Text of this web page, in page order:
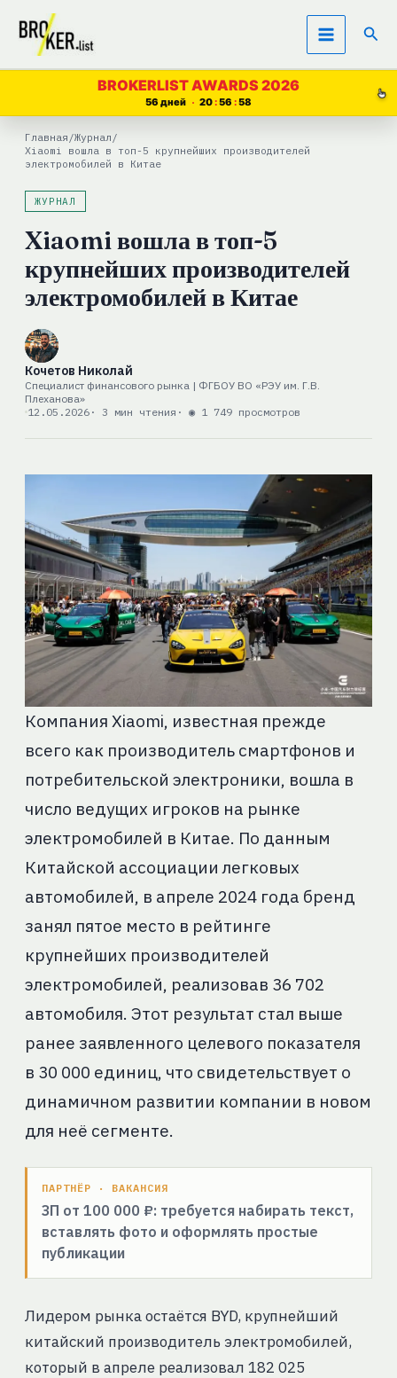
Перейти
содержимому
BROKERLIST AWARDS 2026
56 дней 20 56 57
Главная /Журнал /
Xiaomi вошла в топ-5 крупнейших производителей
электромобилей в Китае
ЖУРНАЛ
Xiaomi вошла в топ-5
крупнейших производителей
электромобилей в Китае
Кочетов Николай
Специалист финансового рынка | ФГБОУ ВО «РЭУ им. Г.В.
Плеханова»
12.05.2026· 3 мин чтения · ◉ 1 749 просмотров
Компания Xiaomi, известная прежде
всего как производитель смартфонов и
потребительской электроники, вошла в
число ведущих игроков на рынке
электромобилей в Китае. По данным
Китайской ассоциации легковых
автомобилей, в апреле 2024 года бренд
занял пятое место в рейтинге
крупнейших производителей
электромобилей, реализовав 36 702
автомобиля. Этот результат стал выше
ранее заявленного целевого показателя
в 30 000 единиц, что свидетельствует о
динамичном развитии компании в новом
для неё сегменте.
ПАРТНЁР · ВАКАНСИЯ
ЗП от 100 000 ₽: требуется набирать текст,
вставлять фото и оформлять простые
публикации
Лидером рынка остаётся BYD, крупнейший
китайский производитель электромобилей,
который в апреле реализовал 182 025